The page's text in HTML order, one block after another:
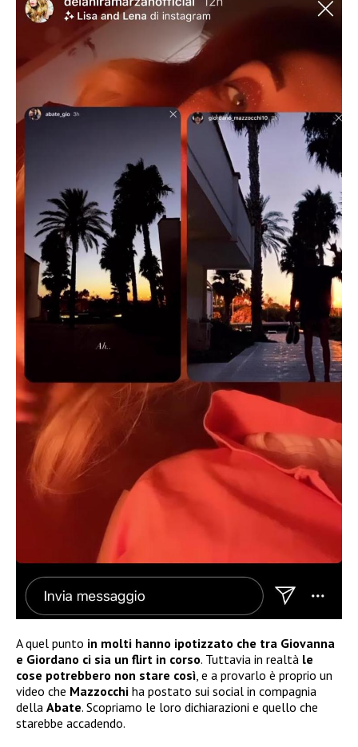
A quel punto in molti hanno ipotizzato che tra Giovanna
e Giordano ci sia un flirt in corso. Tuttavia in realtà le
cose potrebbero non stare così, e a provarlo è proprio un
video che Mazzocchi ha postato sui social in compagnia
della Abate. Scopriamo le loro dichiarazioni e quello che
starebbe accadendo.